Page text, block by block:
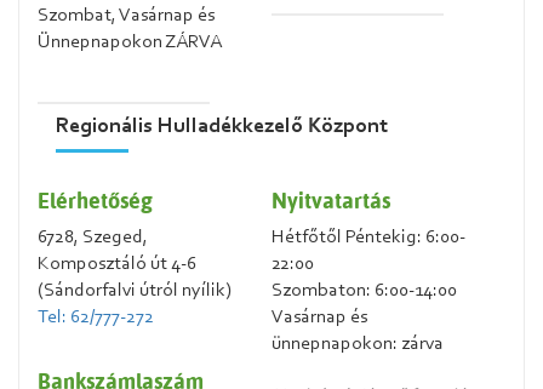
Szombat, Vasárnap és
Ünnepnapokon ZÁRVA
Regionális Hulladékkezelő Központ
Elérhetőség
6728, Szeged,
Komposztáló út 4-6
(Sándorfalvi útról nyílik)
Tel: 62/777-272
Bankszámlaszám
Nyitvatartás
Hétfőtől Péntekig: 6:00-
22:00
Szombaton: 6:00-14:00
Vasárnap és
ünnepnapokon: zárva